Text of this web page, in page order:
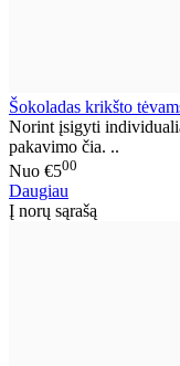
Šokoladas krikšto
Norint įsigyti
pakavimo čia. ..
Nuo €500
Daugiau
Į norų sąrašą